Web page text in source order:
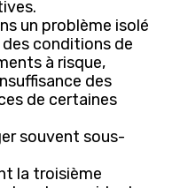
un problème isolé
des conditions de
à risque,
des
de certaines
souvent sous-
la troisième